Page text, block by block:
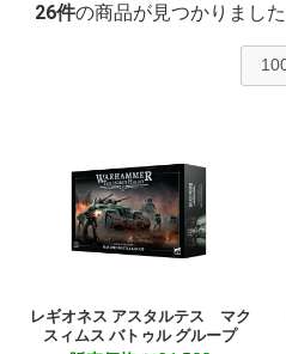
26件の商品が見つかりました
レギオネス アスタルテス マク
スィムス バトゥル グループ